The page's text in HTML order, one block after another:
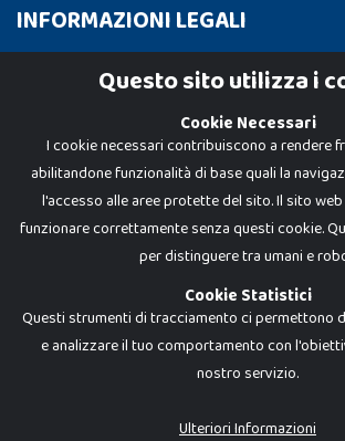
INFORMAZIONI LEGALI
Cookie Policy
Dadi e Mattoncini è un brand di Giocabene Srl. Ogni
I prezzi e le promozioni pubblicate potrebbero
Questo sito utilizza i
Cookie Necessari
I cookie necessari contribuiscono a rendere
abilitandone funzionalità di base quali la
l'accesso alle aree protette del sito. Il sito
funzionare correttamente senza questi cookie.
per distinguere tra umani e
Cookie Statistici
Questi strumenti di tracciamento ci permettono
e analizzare il tuo comportamento con
nostro servizio.
Ulteriori Informazioni